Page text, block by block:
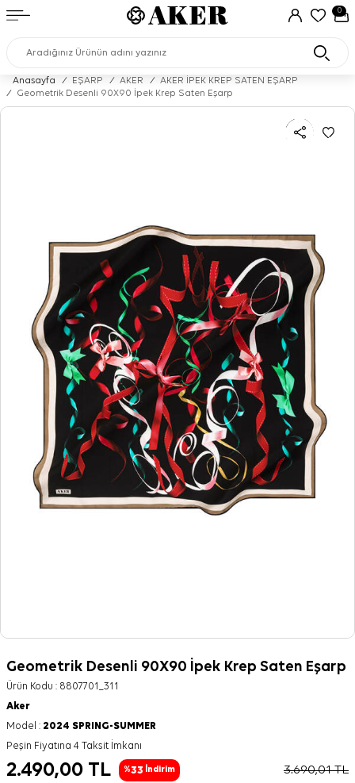
0
Anasayfa / EŞARP / AKER /
AKER İPEK KREP SATEN EŞARP
/
Geometrik Desenli 90X90 İpek Krep Saten Eşarp
Geometrik Desenli 90X90 İpek Krep Saten Eşarp
Ürün Kodu : 8807701_311
Aker
Model : 2024 SPRING-SUMMER
Peşin Fiyatına 4 Taksit İmkanı
2.490,00 TL %33 İndirim 3.690,01TL